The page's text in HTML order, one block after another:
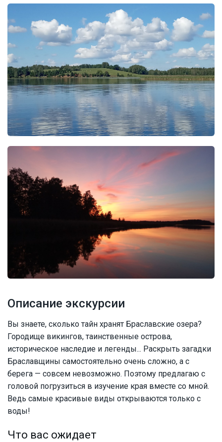
Описание экскурсии
Вы знаете, сколько тайн хранят Браславские озера?
Городище викингов, таинственные острова,
историческое наследие и легенды... Раскрыть загадки
Браславщины самостоятельно очень сложно, а с
берега — совсем невозможно. Поэтому предлагаю с
головой погрузиться в изучение края вместе со мной.
Ведь самые красивые виды открываются только с
воды!
Что вас ожидает